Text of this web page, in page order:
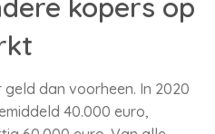
kopers op
dan voorheen. In 2020
40.000 euro,